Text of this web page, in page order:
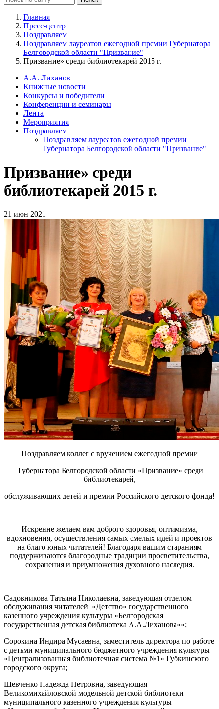
Главная
Пресс-центр
Поздравляем
Поздравляем лауреатов ежегодной премии Губернатора
Белгородской области "Призвание"
Призвание» среди библиотекарей 2015 г.
А.А. Лиханов
Книжные новости
Конкурсы и победители
Конференции и семинары
Лента
Мероприятия
Поздравляем
Поздравляем лауреатов ежегодной премии
Губернатора Белгородской области "Призвание"
Призвание» среди
библиотекарей 2015 г.
21 июн 2021
Поздравляем коллег с вручением ежегодной премии
Губернатора Белгородской области «Призвание» среди
библиотекарей,
обслуживающих детей и премии Российского детского фонда!
Искренне желаем вам доброго здоровья, оптимизма,
вдохновения, осуществления самых смелых идей и проектов
на благо юных читателей! Благодаря вашим стараниям
поддерживаются благородные традиции просветительства,
сохранения и приумножения духовного наследия.
Садовникова Татьяна Николаевна, заведующая отделом
обслуживания читателей «Детство» государственного
казенного учреждения культуры «Белгородская
государственная детская библиотека А.А.Лиханова»»;
Сорокина Индира Мусаевна, заместитель директора по работе
с детьми муниципального бюджетного учреждения культуры
«Централизованная библиотечная система №1» Губкинского
городского округа;
Шевченко Надежда Петровна, заведующая
Великомихайловской модельной детской библиотеки
муниципального казенного учреждения культуры